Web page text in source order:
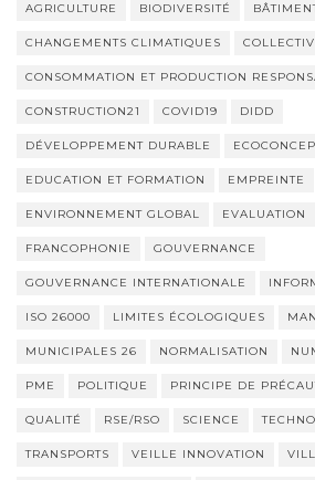
ARTICLES
AGRICULTURE BIODIVERSITÉ
CHANGEMENTS CLIMATIQUES
CONSOMMATION ET PRODUCTION
CONSTRUCTION21 COVID19 DIDD
DÉVELOPPEMENT DURABLE
EDUCATION ET FORMATION EMPREINTE
ENVIRONNEMENT GLOBAL EVALUATION
FRANCOPHONIE GOUVERNANCE
GOUVERNANCE INTERNATIONALE
ISO 26000 LIMITES ÉCOLOGIQUES
MUNICIPALES 26 NORMALISATION
PME POLITIQUE PRINCIPE DE
QUALITÉ RSE/RSO SCIENCE
TRANSPORTS VEILLE INNOVATION